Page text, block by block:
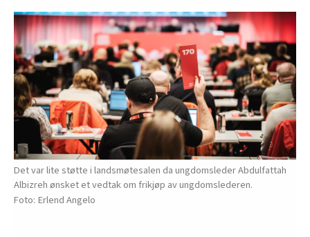
Det var lite støtte i landsmøtesalen da ungdomsleder Abdulfattah
Albizreh ønsket et vedtak om frikjøp av ungdomslederen.
Erlend Angelo